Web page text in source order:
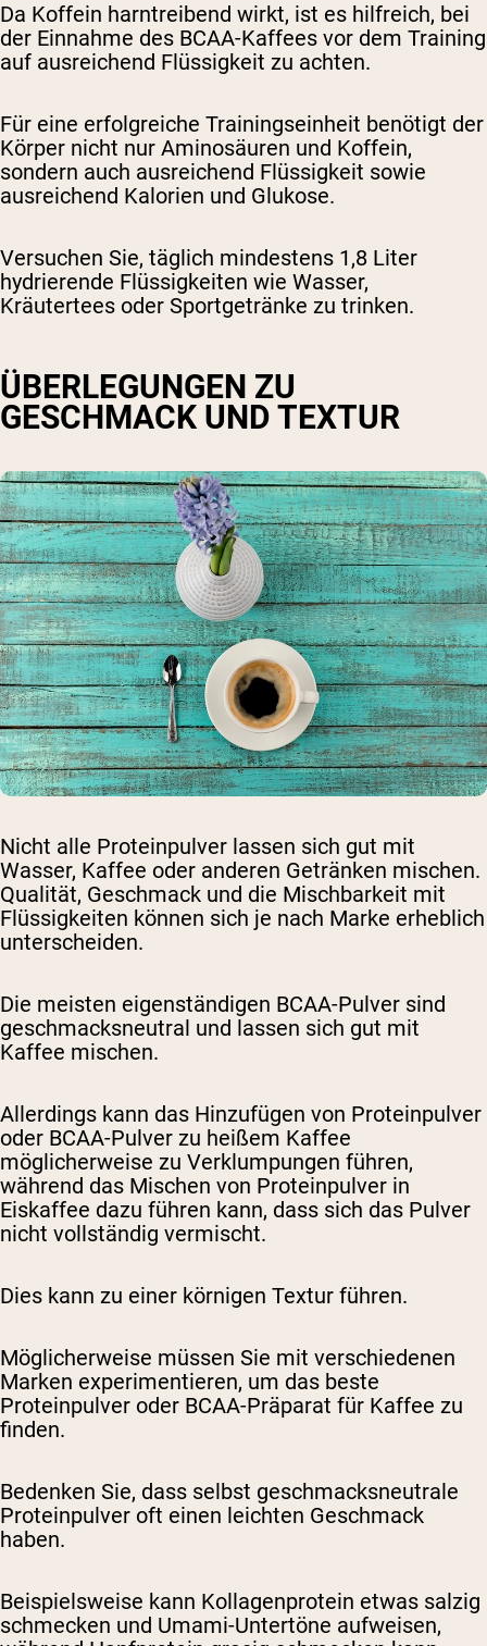
Da Koffein harntreibend wirkt, ist es hilfreich, bei
der Einnahme des BCAA-Kaffees vor dem Training
auf ausreichend Flüssigkeit zu achten.
Für eine erfolgreiche Trainingseinheit benötigt der
Körper nicht nur Aminosäuren und Koffein,
sondern auch ausreichend Flüssigkeit sowie
ausreichend Kalorien und Glukose.
Versuchen Sie, täglich mindestens 1,8 Liter
hydrierende Flüssigkeiten wie Wasser,
Kräutertees oder Sportgetränke zu trinken.
ÜBERLEGUNGEN ZU
GESCHMACK UND TEXTUR
Nicht alle Proteinpulver lassen sich gut mit
Wasser, Kaffee oder anderen Getränken mischen.
Qualität, Geschmack und die Mischbarkeit mit
Flüssigkeiten können sich je nach Marke erheblich
unterscheiden.
Die meisten eigenständigen BCAA-Pulver sind
geschmacksneutral und lassen sich gut mit
Kaffee mischen.
Allerdings kann das Hinzufügen von Proteinpulver
oder BCAA-Pulver zu heißem Kaffee
möglicherweise zu Verklumpungen führen,
während das Mischen von Proteinpulver in
Eiskaffee dazu führen kann, dass sich das Pulver
nicht vollständig vermischt.
Dies kann zu einer körnigen Textur führen.
Möglicherweise müssen Sie mit verschiedenen
Marken experimentieren, um das beste
Proteinpulver oder BCAA-Präparat für Kaffee zu
finden.
Bedenken Sie, dass selbst geschmacksneutrale
Proteinpulver oft einen leichten Geschmack
haben.
Beispielsweise kann Kollagenprotein etwas salzig
schmecken und Umami-Untertöne aufweisen,